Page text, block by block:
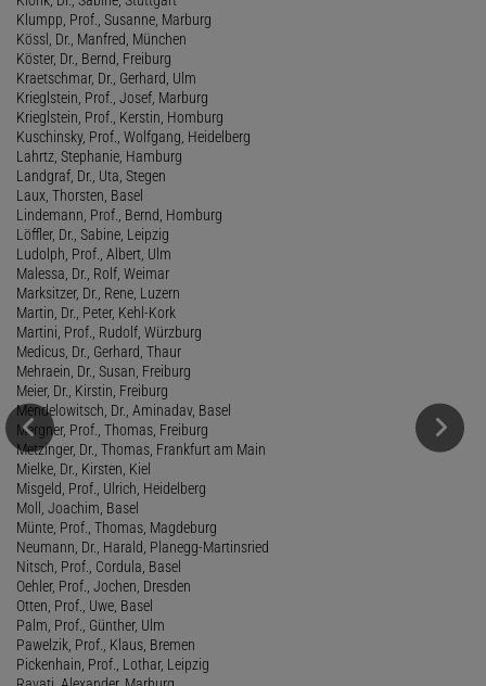
Klumpp, Prof., Susanne, Marburg
Kössl, Dr., Manfred, München
Köster, Dr., Bernd, Freiburg
Kraetschmar, Dr., Gerhard, Ulm
Krieglstein, Prof., Josef, Marburg
Krieglstein, Prof., Kerstin, Homburg
Kuschinsky, Prof., Wolfgang, Heidelberg
Lahrtz, Stephanie, Hamburg
Landgraf, Dr., Uta, Stegen
Laux, Thorsten, Basel
Lindemann, Prof., Bernd, Homburg
Löffler, Dr., Sabine, Leipzig
Ludolph, Prof., Albert, Ulm
Malessa, Dr., Rolf, Weimar
Marksitzer, Dr., Rene, Luzern
Martin, Dr., Peter, Kehl-Kork
Martini, Prof., Rudolf, Würzburg
Medicus, Dr., Gerhard, Thaur
Mehraein, Dr., Susan, Freiburg
Meier, Dr., Kirstin, Freiburg
Mendelowitsch, Dr., Aminadav, Basel
Mergner, Prof., Thomas, Freiburg
Metzinger, Dr., Thomas, Frankfurt am Main
Mielke, Dr., Kirsten, Kiel
Misgeld, Prof., Ulrich, Heidelberg
Moll, Joachim, Basel
Münte, Prof., Thomas, Magdeburg
Neumann, Dr., Harald, Planegg-Martinsried
Nitsch, Prof., Cordula, Basel
Oehler, Prof., Jochen, Dresden
Otten, Prof., Uwe, Basel
Palm, Prof., Günther, Ulm
Pawelzik, Prof., Klaus, Bremen
Pickenhain, Prof., Lothar, Leipzig